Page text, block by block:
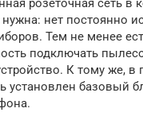
розеточная сеть в
нет постоянно
Тем не менее
подключать
К тому же, в
установлен базовый